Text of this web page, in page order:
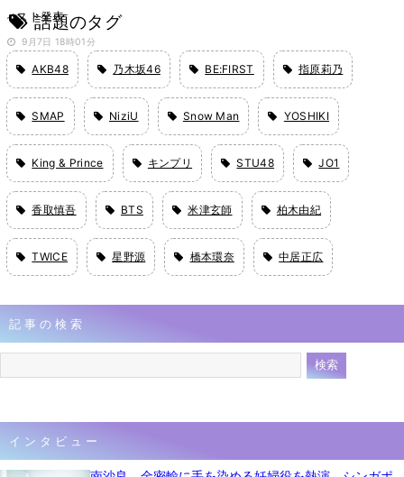
ィスト発表
9月7日 18時01分
話題のタグ
AKB48 乃木坂46 BE:FIRST 指原莉乃
SMAP NiziU Snow Man YOSHIKI
King & Prince キンプリ STU48 JO1
香取慎吾 BTS 米津玄師 柏木由紀
TWICE 星野源 橋本環奈 中居正広
記事の検索
インタビュー